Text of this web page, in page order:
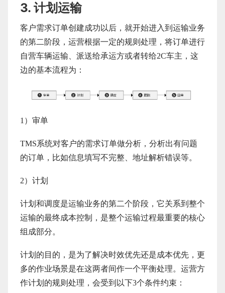
3. 计划运输
客户需求订单创建成功以后，就开始进入到运输业务
的第二阶段，运营根据一定的规则处理，将订单进行
自营车辆运输、派送给承运方或者转给2C车主，这
边的基本流程为：
1）审单
TMS系统对客户的需求订单做分析，分析出有问题
的订单，比如信息填写不完整、地址解析错误等。
2）计划
计划和调度是运输业务的第二个阶段，它关系到整个
运输的最终成本控制，是整个运输过程最重要的核心
组成部分。
计划的目的，是为了解决时效优先还是成本优先，更
多的作业场景是在这两者间作一个平衡处理。运营方
作计划的规则处理，会受到以下3个条件约束：